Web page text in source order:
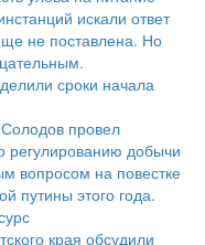
искали ответ
не поставлена. Но
сроки начала
провел
регулированию добычи
вопросом на повестке
путины этого года.
края обсудили